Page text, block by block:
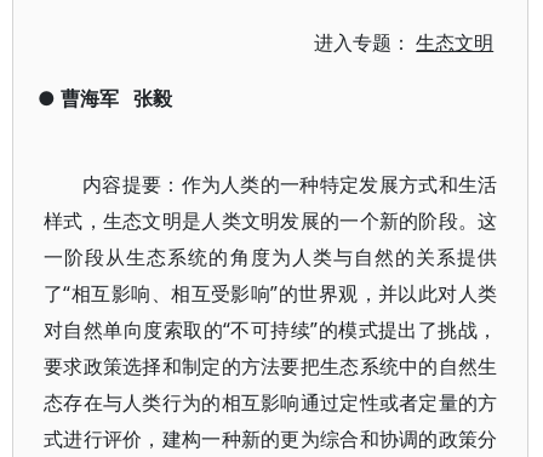
进入专题：生态文明
● 曹海军 张毅
内容提要：作为人类的一种特定发展方式和生活
样式，生态文明是人类文明发展的一个新的阶段。这
一阶段从生态系统的角度为人类与自然的关系提供
了“相互影响、相互受影响”的世界观，并以此对人类
对自然单向度索取的“不可持续”的模式提出了挑战，
要求政策选择和制定的方法要把生态系统中的自然生
态存在与人类行为的相互影响通过定性或者定量的方
式进行评价，建构一种新的更为综合和协调的政策分